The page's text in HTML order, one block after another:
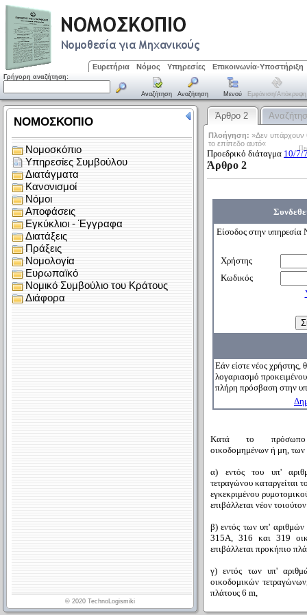
Ευρετήρια Νόμος Υπηρεσίες Επικοινωνία-Υποστήριξη
Γρήγορη αναζήτηση:
Αναζήτηση Αναζήτηση Μενού Εμφάνιση/απόκρυψη
Άρθρο 2